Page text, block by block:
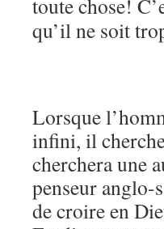
toute chose!
qu’il ne soit
Lorsque
infini, il
cherchera une
penseur anglo-
de croire en